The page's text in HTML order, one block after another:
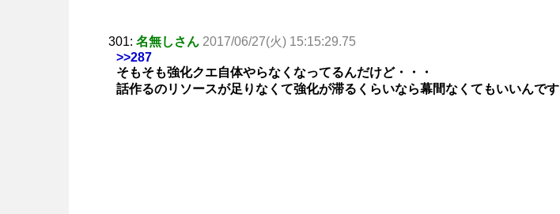
301: 名無しさん 2017/06/27(火) 15:15:29.75
>>287
そもそも強化クエ自体やらなくなってるんだけど・・・
話作るのリソースが足りなくて強化が滞るくらいなら幕間なくてもいいんです